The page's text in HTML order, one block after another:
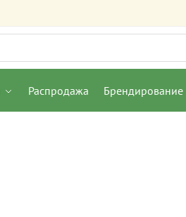
Распродажа Брендирование